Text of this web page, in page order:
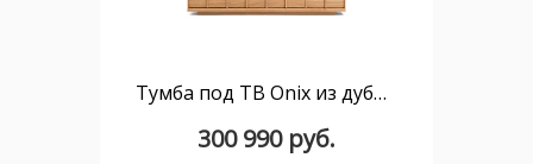
Тумба под ТВ Onix из дубового шпона в натуральной отделке
300 990 руб.